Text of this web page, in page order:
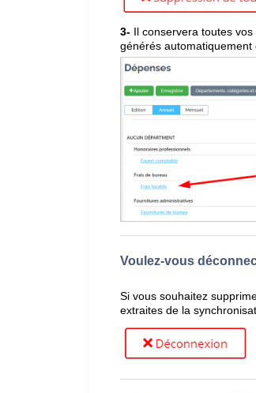
3- Il conservera toutes
générés automatiquement
Voulez-vous
Si vous souhaitez
extraites de la